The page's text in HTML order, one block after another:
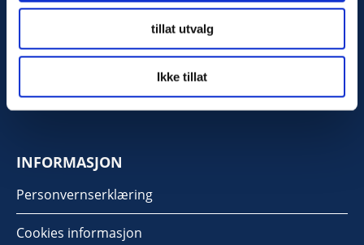
tillat utvalg
Ikke tillat
Kilengaten 15b, 3117 Tønsberg
Tlf: 33 30 99 40
INFORMASJON
Personvernserklæring
Cookies informasjon